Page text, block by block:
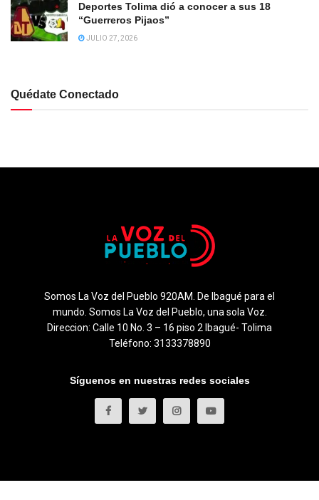
Deportes Tolima dió a conocer a sus 18
“Guerreros Pijaos”
JULIO 27, 2026
Quédate Conectado
Somos La Voz del Pueblo 920AM. De Ibagué para el
mundo. Somos La Voz del Pueblo, una sola Voz.
Direccion: Calle 10 No. 3 – 16 piso 2 Ibagué- Tolima
Teléfono: 3133378890
Síguenos en nuestras redes sociales